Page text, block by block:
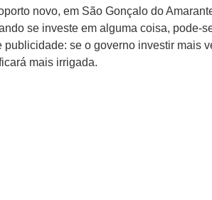
novo, em São Gonçalo do
se investe em alguma coisa, pode-
se o governo investir mais
mais irrigada.